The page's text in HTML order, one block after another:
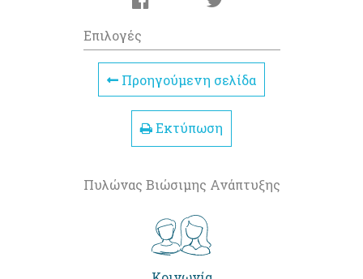
Επιλογές
Προηγούμενη σελίδα
Εκτύπωση
Πυλώνας Βιώσιμης Ανάπτυξης